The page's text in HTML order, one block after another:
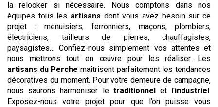
la relooker si nécessaire. Nous comptons dans nos
équipes tous les artisans dont vous avez besoin sur ce
projet : menuisiers, ferronniers, maçons, plombiers,
électriciens, tailleurs de pierres, chauffagistes,
paysagistes… Confiez-nous simplement vos attentes et
nous mettrons tout en œuvre pour les réaliser. Les
artisans du Perche maîtrisent parfaitement les tendances
décoratives du moment. Pour votre demeure de campagne,
nous saurons harmoniser le traditionnelet l’industriel.
Exposez-nous votre projet pour que l’on puisse vous